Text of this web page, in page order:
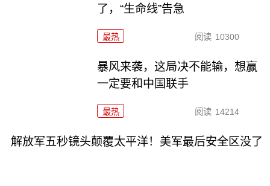
了，“生命线”告急
最热 阅读 10300
暴风来袭，这局决不能输，想赢
一定要和中国联手
最热 阅读 14214
解放军五秒镜头颠覆太平洋！美军最后安全区没了